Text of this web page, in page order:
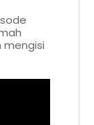
mengisi